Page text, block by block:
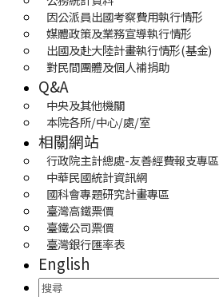
因公派員出國考察費用執行情形
媒體政策及業務宣導執行情形
出國及赴大陸計畫執行情形(基金)
對民間團體及個人補捐助
Q&A
中央及其他機關
本院各所/中心/處/室
相關網站
行政院主計總處-友善經費報支專區
中華民國統計資訊網
國科會專題研究計畫專區
臺灣高鐵票價
臺鐵公司票價
臺灣銀行匯率表
English